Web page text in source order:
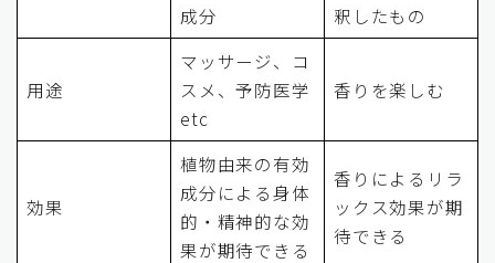
成分
釈したもの
用途
マッサージ、コ
スメ、予防医学
etc
香りを楽しむ
効果
植物由来の有効
成分による身体
的・精神的な効
果が期待できる
香りによるリラ
ックス効果が期
待できる